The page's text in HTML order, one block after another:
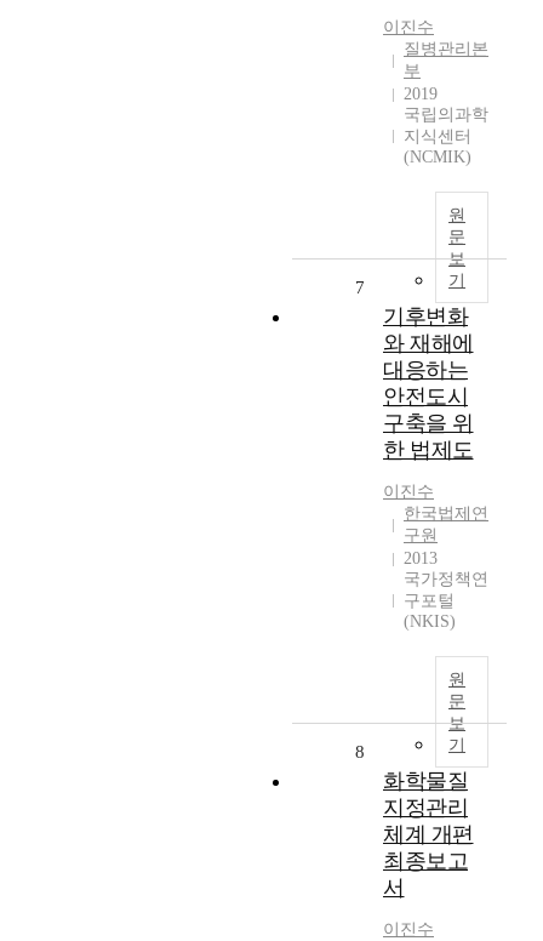
이진수
질병관리본
부
2019
국립의과학
지식센터
(NCMIK)
원
문
보
기
7
기후변화
와 재해에
대응하는
안전도시
구축을 위
한 법제도
이진수
한국법제연
구원
2013
국가정책연
구포털
(NKIS)
원
문
보
기
8
화학물질
지정관리
체계 개편
최종보고
서
이진수